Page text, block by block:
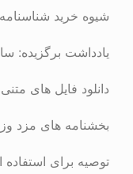
شناسنامه شغل
برگزیده: ساختار
فایل های متنی
های مزد وزارت کار
استفاده از مطالب